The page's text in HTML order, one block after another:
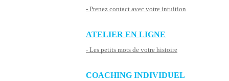
- Prenez contact avec votre intuition
ATELIER EN LIGNE
- Les petits mots de votre histoire
COACHING INDIVIDUEL